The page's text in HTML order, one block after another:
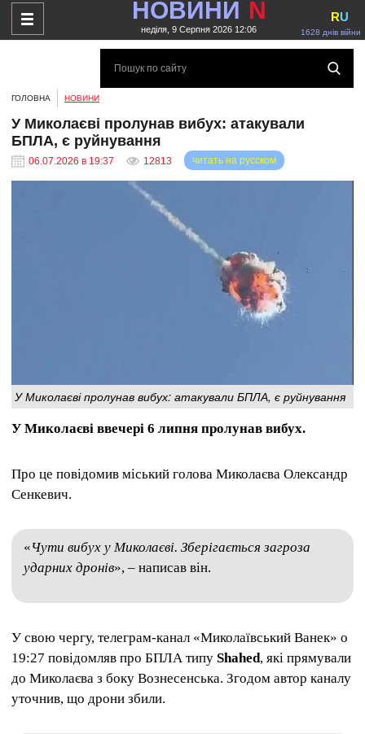
НОВИНИ N
неділя, 9 Серпня 2026 12:06 1628 днів війни
RU
ГОЛОВНА НОВИНИ
У Миколаєві пролунав вибух: атакували
БПЛА, є руйнування
06.07.2026 в 19:37 12813 читать на русском
У Миколаєві пролунав вибух: атакували БПЛА, є руйнування
У Миколаєві ввечері 6 липня пролунав вибух.
Про це повідомив міський голова Миколаєва Олександр
Сенкевич.
«Чути вибух у Миколаєві. Зберігається загроза
ударних дронів», – написав він.
У свою чергу, телеграм-канал «Миколаївський Ванек» о
19:27 повідомляв про БПЛА типу Shahed, які прямували
до Миколаєва з боку Вознесенська. Згодом автор каналу
уточнив, що дрони збили.